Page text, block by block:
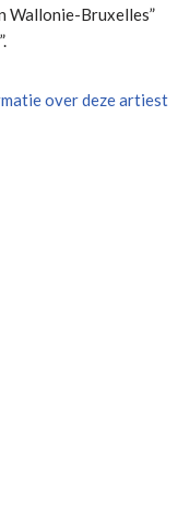
Wallonie-Bruxelles”
over deze artiest